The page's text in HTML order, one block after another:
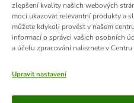
zlepšení kvality našich webových
moci ukazovat relevantní produkty a
můžete kdykoli provést v našem
informací o správci vašich osobních
a účelu zpracování naleznete v
Upravit nastavení